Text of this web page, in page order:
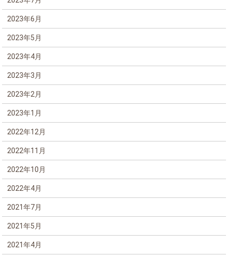
2023年6月
2023年5月
2023年4月
2023年3月
2023年2月
2023年1月
2022年12月
2022年11月
2022年10月
2022年4月
2021年7月
2021年5月
2021年4月